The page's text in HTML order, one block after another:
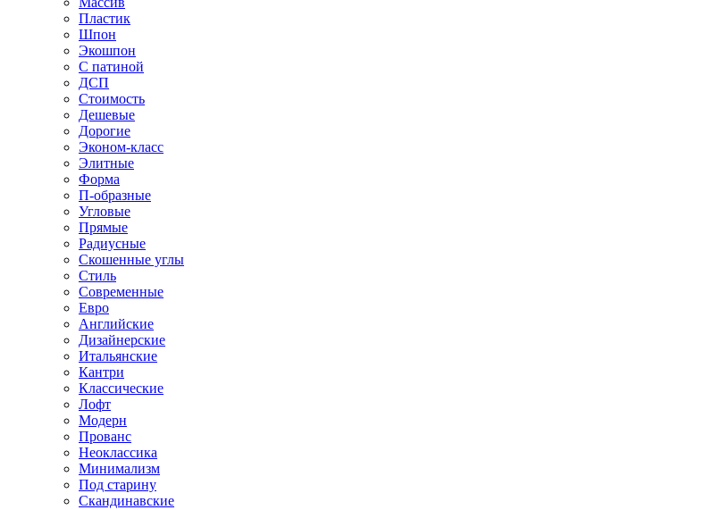
Пластик
Шпон
Экошпон
С патиной
ДСП
Стоимость
Дешевые
Дорогие
Эконом-класс
Элитные
Форма
П-образные
Угловые
Прямые
Радиусные
Скошенные углы
Стиль
Современные
Евро
Английские
Дизайнерские
Итальянские
Кантри
Классические
Лофт
Модерн
Прованс
Неоклассика
Минимализм
Под старину
Скандинавские